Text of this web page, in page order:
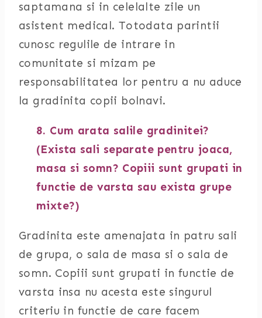
saptamana si in celelalte zile un
asistent medical. Totodata parintii
cunosc regulile de intrare in
comunitate si mizam pe
responsabilitatea lor pentru a nu aduce
la gradinita copii bolnavi.
8. Cum arata salile gradinitei?
(Exista sali separate pentru joaca,
masa si somn? Copiii sunt grupati in
functie de varsta sau exista grupe
mixte?)
Gradinita este amenajata in patru sali
de grupa, o sala de masa si o sala de
somn. Copiii sunt grupati in functie de
varsta insa nu acesta este singurul
criteriu in functie de care facem